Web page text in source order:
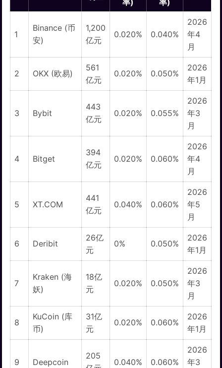
率) 率)
1
Binance (币
安)
1,200
亿元
0.020% 0.040%
2026
年4
月
2 OKX (欧易)
561
亿元
0.020% 0.050%
2026
年1月
3 Bybit
443
亿元
0.020% 0.055%
2026
年3
月
4 Bitget
394
亿元
0.020% 0.060%
2026
年4
月
5 XT.COM
441
亿元
0.040% 0.060%
2026
年5
月
6 Deribit
26亿
元
0% 0.050%
2026
年1月
7
Kraken (海
妖)
18亿
元
0.020% 0.050%
2026
年3
月
8
KuCoin (库
币)
31亿
元
0.020% 0.060%
2026
年1月
9 Deepcoin
205
0.040% 0.060%
2026
年3